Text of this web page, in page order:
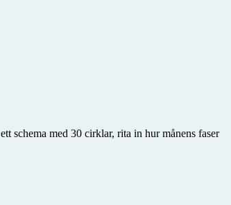
schema med 30 cirklar, rita in hur månens faser